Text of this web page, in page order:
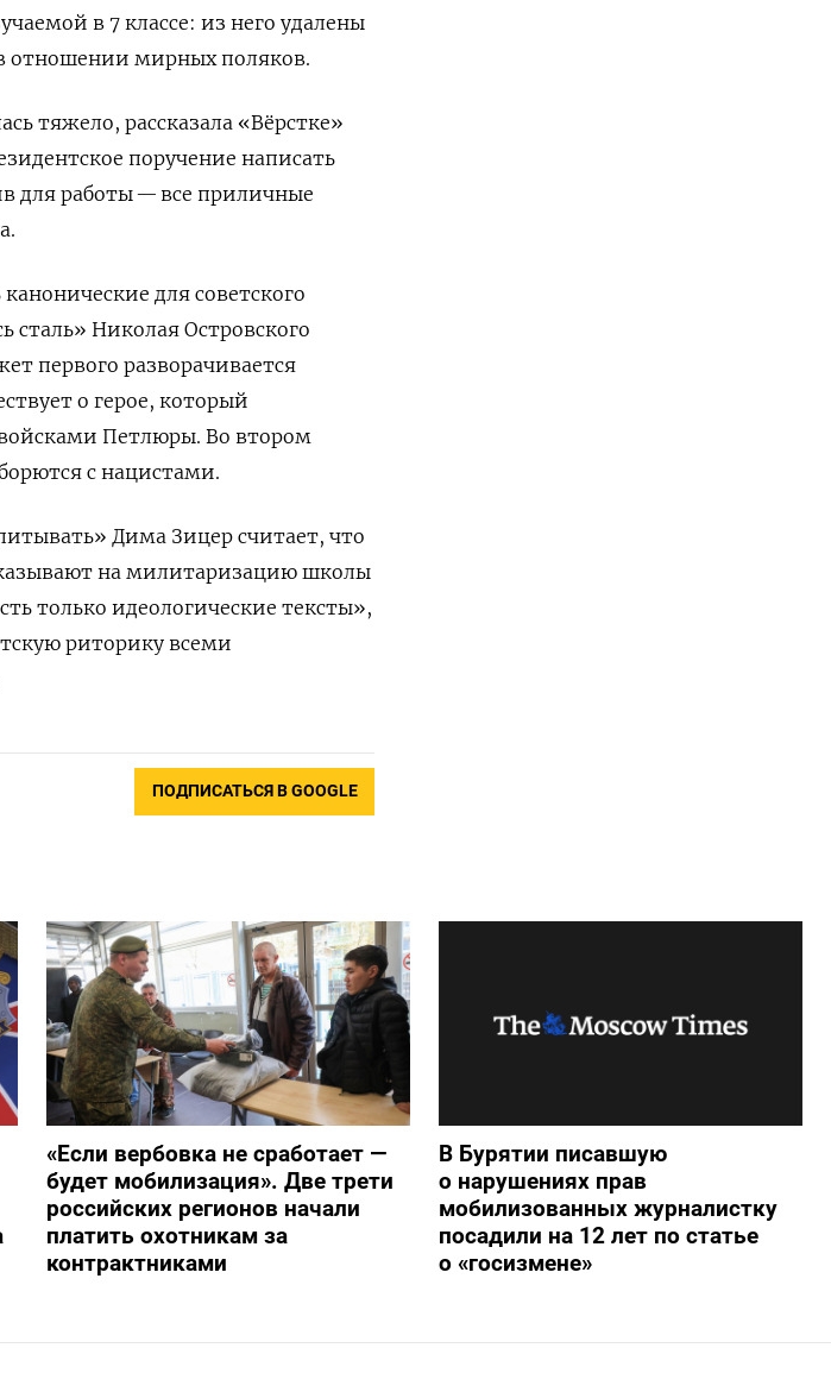
в 7 классе: из него удалены
отношении мирных поляков.
тяжело, рассказала «Вёрстке»
поручение написать
для работы — все приличные
для советского
сталь» Николая Островского
первого разворачивается
о герое, который
войсками Петлюры. Во втором
с нацистами.
Дима Зицер считает, что
на милитаризацию школы
только идеологические тексты»,
риторику всеми
ПОДПИСАТЬСЯ В GOOGLE
«Если вербовка не сработает —
будет мобилизация». Две трети
российских регионов начали
платить охотникам за
контрактниками
В Бурятии писавшую
о нарушениях прав
мобилизованных журналистку
посадили на 12 лет по статье
о «госизмене»